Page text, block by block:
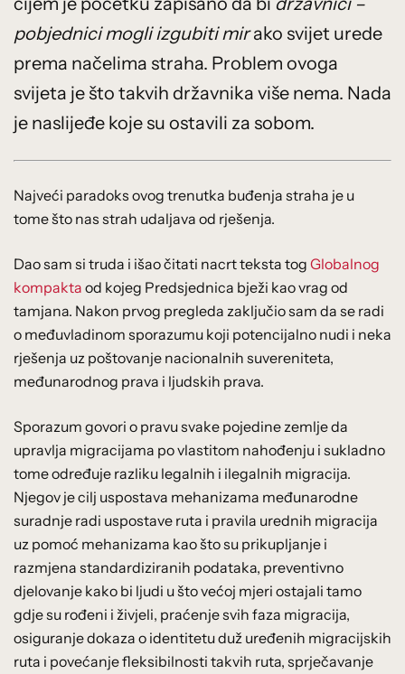
pobjednici mogli izgubiti mirako svijet urede
prema načelima straha. Problem ovoga
svijeta je što takvih državnika više nema. Nada
je naslijeđe koje su ostavili za sobom.
Najveći paradoks ovog trenutka buđenja straha je u
tome što nas strah udaljava od rješenja.
Dao sam si truda i išao čitati nacrt teksta tog Globalnog
kompakta od kojeg Predsjednica bježi kao vrag od
tamjana. Nakon prvog pregleda zaključio sam da se radi
o međuvladinom sporazumu koji potencijalno nudi i neka
rješenja uz poštovanje nacionalnih suvereniteta,
međunarodnog prava i ljudskih prava.
Sporazum govori o pravu svake pojedine zemlje da
upravlja migracijama po vlastitom nahođenju i sukladno
tome određuje razliku legalnih i ilegalnih migracija.
Njegov je cilj uspostava mehanizama međunarodne
suradnje radi uspostave ruta i pravila urednih migracija
uz pomoć mehanizama kao što su prikupljanje i
razmjena standardiziranih podataka, preventivno
djelovanje kako bi ljudi u što većoj mjeri ostajali tamo
gdje su rođeni i živjeli, praćenje svih faza migracija,
osiguranje dokaza o identitetu duž uređenih migracijskih
ruta i povećanje fleksibilnosti takvih ruta, sprječavanje